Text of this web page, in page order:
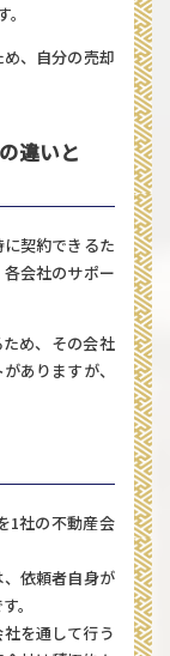
、自分の売却
違いと
契約できるた
会社のサポー
め、その会社
ありますが、
1社の不動産会
依頼者自身が
。
を通して行う